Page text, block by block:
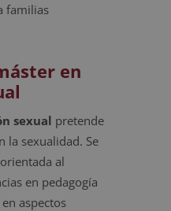
familias
en
sexual pretende
la sexualidad. Se
al
en pedagogía
aspectos